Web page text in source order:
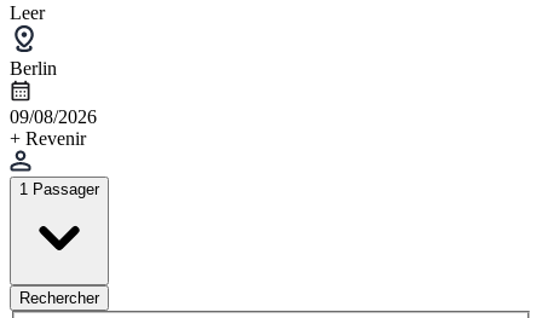
Leer
Berlin
09/08/2026
+ Revenir
1 Passager
Rechercher